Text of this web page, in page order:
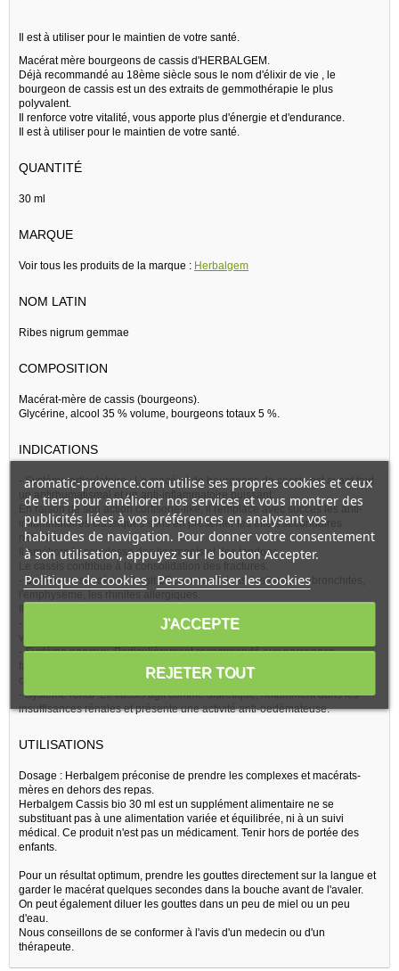
Il est à utiliser pour le maintien de votre santé.
Macérat mère bourgeons de cassis d'HERBALGEM.
Déjà recommandé au 18ème siècle sous le nom d'élixir de vie , le
bourgeon de cassis est un des extraits de gemmothérapie le plus
polyvalent.
Il renforce votre vitalité, vous apporte plus d'énergie et d'endurance.
Il est à utiliser pour le maintien de votre santé.
QUANTITÉ
30 ml
MARQUE
Voir tous les produits de la marque : Herbalgem
NOM LATIN
Ribes nigrum gemmae
COMPOSITION
Macérat-mère de cassis (bourgeons).
Glycérine, alcool 35 % volume, bourgeons totaux 5 %.
INDICATIONS
- Système articulatoire : Le macérat de bourgeons de cassis est avant tout
un antirhumatismal et un anti-inflammatoire puissant.
En raison de son action cortisone-like, il remplace avec succès les anti-
inflammatoires classiques sans en présenter les effets secondaires
néfastes.
Il améliore la souplesse des ligaments et des tendons.
Le cassis contribue à la consolidation des fractures.
- Système respiratoire :Il agit efficacement dans l'asthme, les bronchites,
l'emphysème, les rhinites allergiques.
- Système circulatoire :Le cassis exerce une action phlébotonique et
- Système nerveux :Particulièrement recommandé aux personnes
fatiguées, manquant d'ardeur, il stimule les glandes endocriniennes et
- Système rénal :Le cassis agit comme diurétique, notamment dans les
insuffisances rénales et présente une activité anti-oedémateuse.
UTILISATIONS
Dosage : Herbalgem préconise de prendre les complexes et macérats-
mères en dehors des repas.
Herbalgem Cassis bio 30 ml est un supplément alimentaire ne se
substituant pas à une alimentation variée et équilibrée, ni à un suivi
médical. Ce produit n'est pas un médicament. Tenir hors de portée des
enfants.
Pour un résultat optimum, prendre les gouttes directement sur la langue et
garder le macérat quelques secondes dans la bouche avant de l'avaler.
On peut également diluer les gouttes dans un peu de miel ou un peu
d'eau.
Nous conseillons de se conformer à l'avis d'un medecin ou d'un
thérapeute.
aromatic-provence.com utilise ses propres cookies et ceux
de tiers pour améliorer nos services et vous montrer des
publicités liées à vos préférences en analysant vos
habitudes de navigation. Pour donner votre consentement
à son utilisation, appuyez sur le bouton Accepter.
Politique de cookies Personnaliser les cookies
REJETER TOUT
J'ACCEPTE